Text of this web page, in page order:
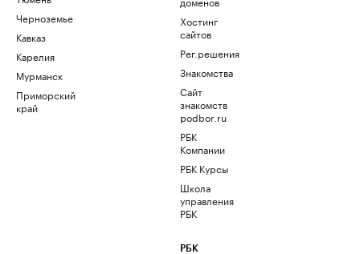
Черноземье
Кавказ
Карелия
Мурманск
Приморский
край
Хостинг
сайтов
Рег.решения
Знакомства
Сайт
знакомств
podbor.ru
РБК
Компании
РБК Курсы
Школа
управления
РБК
РБК